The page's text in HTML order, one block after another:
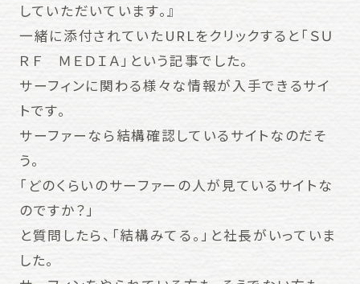
していただいています。』
一緒に添付されていたURLをクリックすると「ＳＵ
ＲＦ ＭＥＤＩＡ」という記事でした。
サーフィンに関わる様々な情報が入手できるサイ
トです。
サーファーなら結構確認しているサイトなのだそ
う。
「どのくらいのサーファーの人が見ているサイトな
のですか？」
と質問したら、「結構みてる。」と社長がいっていま
した。